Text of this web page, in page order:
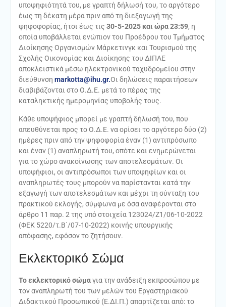
υποψηφιότητά του, με γραπτή δήλωσή του, το αργότερο
έως τη δέκατη μέρα πριν από τη διεξαγωγή της
ψηφοφορίας, ήτοι έως τις 30-5-2025 και ώρα 23:59, η
οποία υποβάλλεται ενώπιον του Προέδρου του Τμήματος
Διοίκησης Οργανισμών Μάρκετινγκ και Τουρισμού της
Σχολής Οικονομίας και Διοίκησης του ΔΙΠΑΕ
αποκλειστικά μέσω ηλεκτρονικού ταχυδρομείου στην
διεύθυνση markotta@ihu.gr.Οι δηλώσεις παραιτήσεων
διαβιβάζονται στο Ο.Δ.Ε. μετά το πέρας της
καταληκτικής ημερομηνίας υποβολής τους.
Κάθε υποψήφιος μπορεί με γραπτή δήλωσή του, που
απευθύνεται προς το Ο.Δ.Ε. να ορίσει το αργότερο δύο (2)
ημέρες πριν από την ψηφοφορία έναν (1) αντιπρόσωπο
και έναν (1) αναπληρωτή του, οπότε και ενημερώνεται
για το χώρο ανακοίνωσης των αποτελεσμάτων. Οι
υποψήφιοι, οι αντιπρόσωποι των υποψηφίων και οι
αναπληρωτές τους μπορούν να παρίστανται κατά την
εξαγωγή των αποτελεσμάτων και μέχρι τη σύνταξη του
πρακτικού εκλογής, σύμφωνα με όσα αναφέρονται στο
άρθρο 11 παρ. 2 της υπό στοιχεία 123024/Ζ1/06-10-2022
(ΦΕΚ 5220/τ.Β΄/07-10-2022) κοινής υπουργικής
απόφασης, εφόσον το ζητήσουν.
Εκλεκτορικό Σώμα
Το εκλεκτορικό σώμαγια την ανάδειξη εκπροσώπου με
τον αναπληρωτή του των μελών του Εργαστηριακού
Διδακτικού Προσωπικού (Ε.ΔΙ.Π.) απαρτίζεται από: το